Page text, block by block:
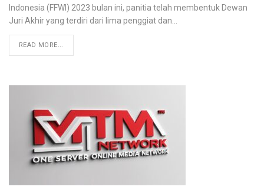
Indonesia (FFWI) 2023 bulan ini, panitia telah membentuk Dewan
Juri Akhir yang terdiri dari lima penggiat dan…
READ MORE...